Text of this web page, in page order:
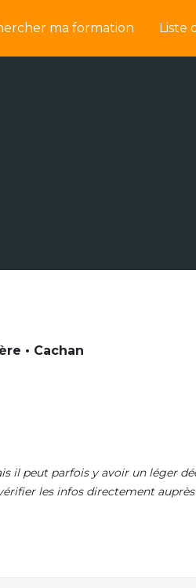
ma formation Liste
• Cachan
il peut parfois y avoir un léger
les infos directement auprès